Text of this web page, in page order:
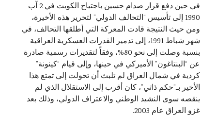
في حين دفع قرار صدام حسين باجتياح الكويت في 2 آب
1990 إلى تأسيس “التحالف الدولي” لتحرير هذه الأخيرة،
ومن حيث النتيجة قادت المعركة التي أطلقها التحالف، في
شهر شباط 1991، إلى تدمير القدرات العسكرية العراقية
بنسبة وصلت إلى نحو 80%، وفقاً لتقديرات رسمية صادرة
عن “البنتاغون” الأميركي في حينها، وإلى قيام “كينونة”
كردية في شمال العراق لم تلبث أن تحولت إلى تمتع هذا
الأخير بـ”حكم ذاتي”، كان أقرب إلى الاستقلال الذي لم
ينقصه سوى النشيد الوطني والاعتراف الدولي، وذلك بعد
غزو العراق عام 2003.